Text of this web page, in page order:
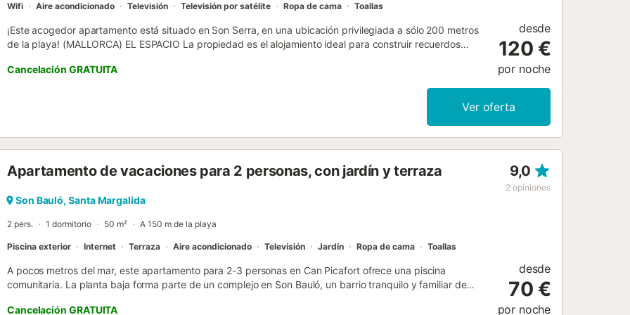
Wifi Aire acondicionado Televisión Televisión por satélite Ropa de cama Toallas
¡Este acogedor apartamento está situado en Son Serra, en una ubicación privilegiada a sólo 200 metros
de la playa! (MALLORCA) EL ESPACIO La propiedad es el alojamiento ideal para construir recuerdos
huéspedes se sientan como en casa. Cuenta con dos cómodos dormitorios con camas individuales, un
cuarto de baño y una ducha donde las familias pueden relajarse. La distribución de la propiedad cuenta
con un salón-comedor de planta abierta con una cocina bien equipada que realza el atractivo de la zona.
Las puertas del patio conducen a una terraza iluminada por el sol con mullidas sillas. Relájese y disfrute
de las encantadoras vistas de la bahía. Tanto si decide pasar el día en la playa como en casa, ¡hemos
sistema de refrigeración y calefacción individual en la zona de estar y distribución de dormitorios que
un servicio de auto check-in....
Cancelación GRATUITA
desde
120 €
por noche
Ver oferta
Apartamento de vacaciones para 2 personas, con jardín y terraza 9,0
2 opiniones
Son Bauló, Santa Margalida
2 pers. 1 dormitorio 50 m² A 150 m de la playa
Piscina exterior Internet Terraza Aire acondicionado Televisión Jardín Ropa de cama Toallas
A pocos metros del mar, este apartamento para 2-3 personas en Can Picafort ofrece una piscina
comunitaria. La planta baja forma parte de un complejo en Son Bauló, un barrio tranquilo y familiar de
muchos restaurantes y bares. Hay muchas playas de ensueño en el norte; entre ellas Playa de Muro,
Cancelación GRATUITA
desde
70 €
por noche